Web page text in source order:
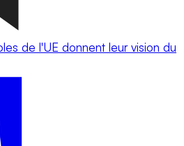
de l'UE donnent leur vision du